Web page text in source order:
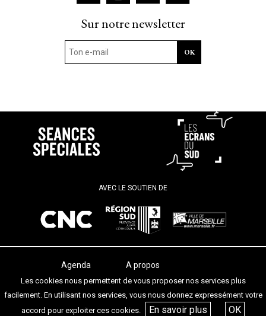
Sur notre newsletter
AVEC LE SOUTIEN DE
Agenda
Les salles
Les festivals
A propos
Termes et conditions
Les cookies nous permettent de vous proposer nos services plus
facilement. En utilisant nos services, vous nous donnez expressément votre
accord pour exploiter ces cookies.
En savoir plus OK